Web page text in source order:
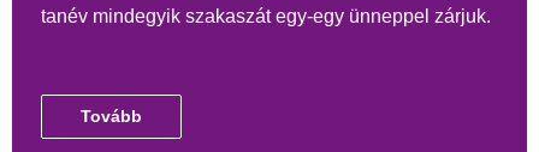
tanév mindegyik szakaszát egy-egy ünneppel zárjuk.
Tovább